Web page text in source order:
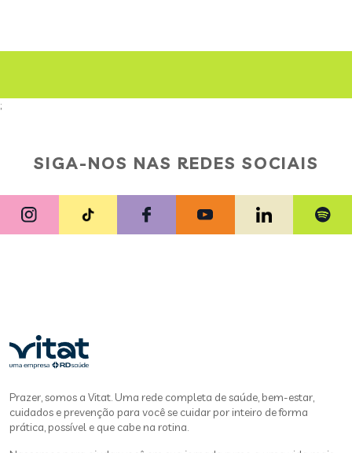
;
SIGA-NOS NAS REDES SOCIAIS
Prazer, somos a Vitat. Uma rede completa de saúde, bem-estar,
cuidados e prevenção para você se cuidar por inteiro de forma
prática, possível e que cabe na rotina.